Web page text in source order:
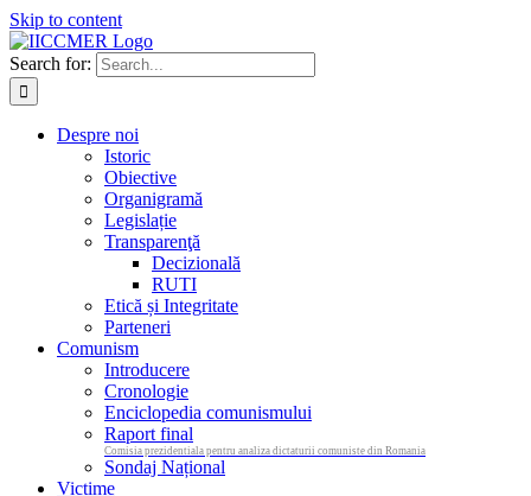
Skip to content
Search for:
Despre noi
Istoric
Obiective
Organigramă
Legislație
Transparenţă
Decizională
RUTI
Etică și Integritate
Parteneri
Comunism
Introducere
Cronologie
Enciclopedia comunismului
Raport final
Comisia prezidentiala pentru analiza dictaturii comuniste din Romania
Sondaj Național
Victime